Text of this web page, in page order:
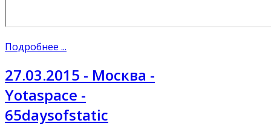
Подробнее ...
27.03.2015 - Москва -
Yotaspace -
65daysofstatic